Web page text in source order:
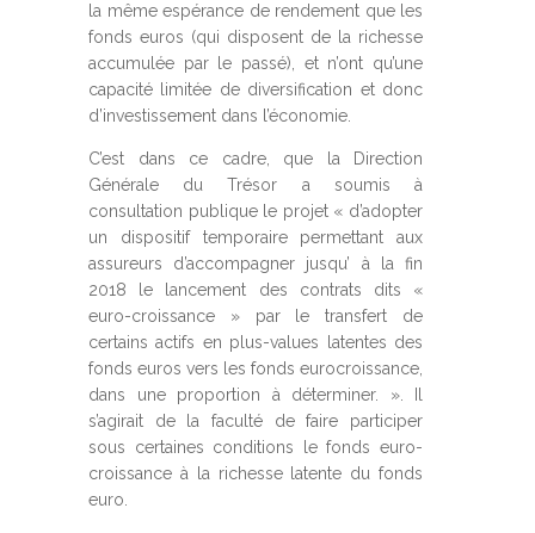
la même espérance de rendement que les
fonds euros (qui disposent de la richesse
accumulée par le passé), et n’ont qu’une
capacité limitée de diversification et donc
d’investissement dans l’économie.
C’est dans ce cadre, que la Direction
Générale du Trésor a soumis à
consultation publique le projet « d’adopter
un dispositif temporaire permettant aux
assureurs d’accompagner jusqu’ à la fin
2018 le lancement des contrats dits «
euro-croissance » par le transfert de
certains actifs en plus-values latentes des
fonds euros vers les fonds eurocroissance,
dans une proportion à déterminer. ». Il
s’agirait de la faculté de faire participer
sous certaines conditions le fonds euro-
croissance à la richesse latente du fonds
euro.